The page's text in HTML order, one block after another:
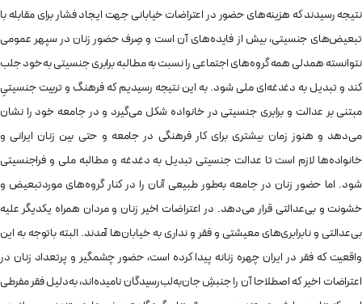
نتیجه رسیدند که هزینه‌های حضور در اعتراضات خیابانی جهت ایجاد فشار برای مقابله با
تبعیض‌های جنسیتی، بیش از فایده‌های آن است و صِرف حضور زنان در سپهر عمومی
نتوانسته همدلی همه گروه‌های اجتماعی را نسبت به مطالبه برابری جنسیتی به خود جلب
کند و تبدیل به دغدغه‌ای ملی شود. به این نتیجه رسیدیم که فرهنگ و تربیت جنسیتیِ
مبتنی بر عدالت و برابری جنسیتی در خانواده شکل می‌گیرد و در جامعه خود را نشان
می‌دهد و هنوز زمان بیشتری برای کار فرهنگی در جامعه و حتی بین زنان ایرانی و
خانواده‌ها لازم است تا عدالت جنسیتی تبدیل به دغدغه و مطالبه ملی و فراجنسیتی
شود. اما حضور زنان در جامعه به‌طور طبیعی آنان را در کنار گروه‌های موردتبعیض و
خشونت و بی‌عدالتی قرار می‌دهد. در اعتراضات اخیر زنان و مردان همراه یکدیگر علیه
بی‌عدالتی و نابرابری‌های معیشتی و فقر و نداری به خیابان‌ها آمدند. البته باتوجه به این
واقعیت که فقر در ایران چهره زنانه پیدا کرده است، حضور چشمگیر و پرتعداد زنان در
اعتراضات اخیر که اصطلاحا آن را جنبشِ جان‌به‌لب‌رسیدگان نامیده‌اند، به‌دلیل فقر مفرطی